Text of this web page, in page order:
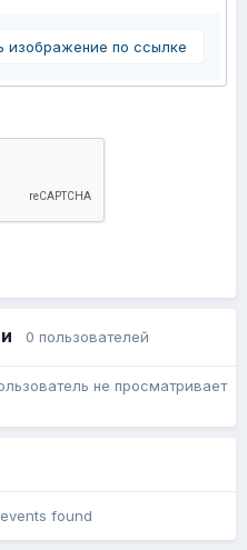
изображение по ссылке
0 пользователей
не просматривает
found